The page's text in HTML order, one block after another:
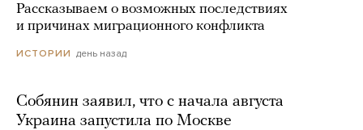
Рассказываем о возможных последствиях
и причинах миграционного конфликта
ИСТОРИИ день назад
Собянин заявил, что с начала августа
Украина запустила по Москве